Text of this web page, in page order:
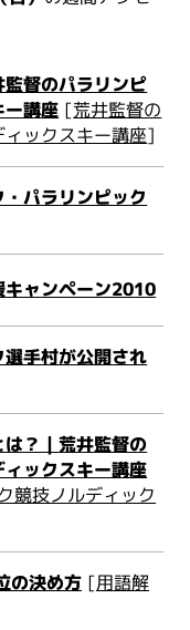
督のパラリンピ
ー講座 [荒井監督の
ックスキー講座]
パラリンピック
キャンペーン2010
手村が公開され
？｜荒井監督の
ックスキー講座
競技ノルディック
の決め方 [用語解